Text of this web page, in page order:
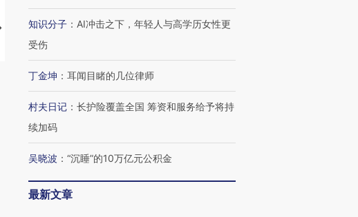
【推广】走进第四届链博
会，让数智科技“链”接产
【商旅对话】华住集团
知识分子 ： AI冲击之下，年轻人与高学历女性更
受伤
丁金坤 ： 耳闻目睹的几位律师
村夫日记 ： 长护险覆盖全国 筹资和服务给予将持
续加码
吴晓波 ： “沉睡”的10万亿元公积金
最新文章